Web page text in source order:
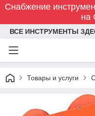
Снабжение
на
ВСЕ ИНСТРУМЕНТЫ
Товары и услуги